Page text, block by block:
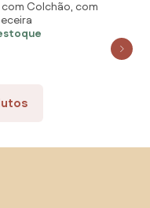
Z37 Sintético Caramelo -
com Colchão, com